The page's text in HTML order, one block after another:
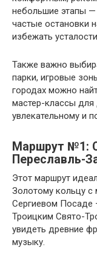
небольшие этапы —
частые остановки
избежать
Также важно
парки, игровые
городах можно
мастер-классы для
увлекательному и
Маршрут №1:
Переславль-
Этот маршрут
Золотому кольцу с
Сергиевом Посаде
Троицким Свято-
увидеть древние
музыку.